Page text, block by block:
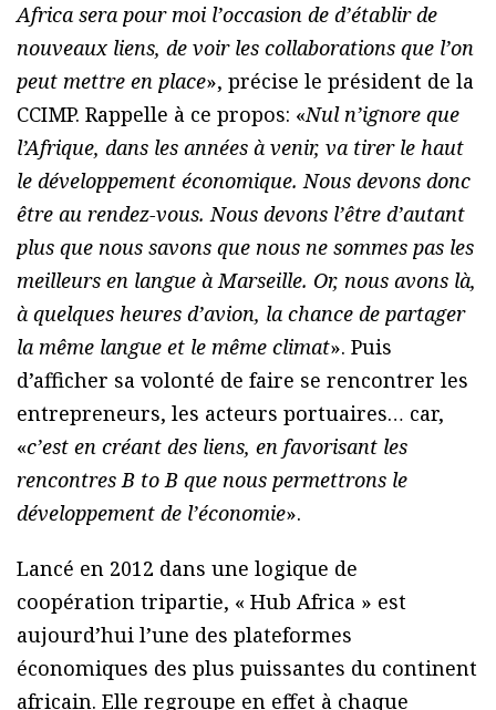
Africa sera pour moi l’occasion de d’établir de
nouveaux liens, de voir les collaborations que l’on
peut mettre en place», précise le président de la
CCIMP. Rappelle à ce propos: «Nul n’ignore que
l’Afrique, dans les années à venir, va tirer le haut
le développement économique. Nous devons donc
être au rendez-vous. Nous devons l’être d’autant
plus que nous savons que nous ne sommes pas les
meilleurs en langue à Marseille. Or, nous avons là,
à quelques heures d’avion, la chance de partager
la même langue et le même climat». Puis
d’afficher sa volonté de faire se rencontrer les
entrepreneurs, les acteurs portuaires… car,
«c’est en créant des liens, en favorisant les
rencontres B to B que nous permettrons le
développement de l’économie».
Lancé en 2012 dans une logique de
coopération tripartie, « Hub Africa » est
aujourd’hui l’une des plateformes
économiques des plus puissantes du continent
africain. Elle regroupe en effet à chaque